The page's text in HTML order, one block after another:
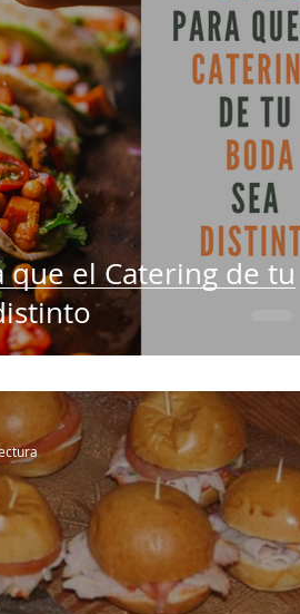
que el Catering de tu